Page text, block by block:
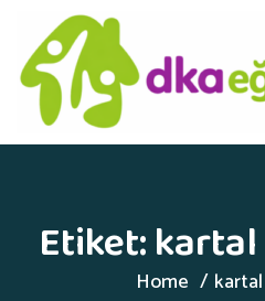
Etiket:
Home